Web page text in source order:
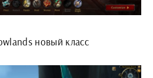
новый класс